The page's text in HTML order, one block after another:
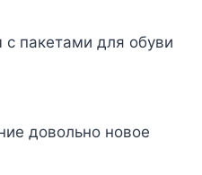
с пакетами для обуви
довольно новое